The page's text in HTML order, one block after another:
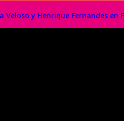
Veloso y Henrique Fernandes en